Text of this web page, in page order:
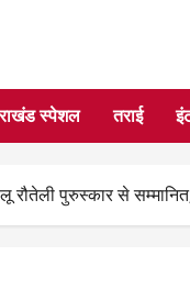
स्पेशल तराई
रौतेली पुरुस्कार से